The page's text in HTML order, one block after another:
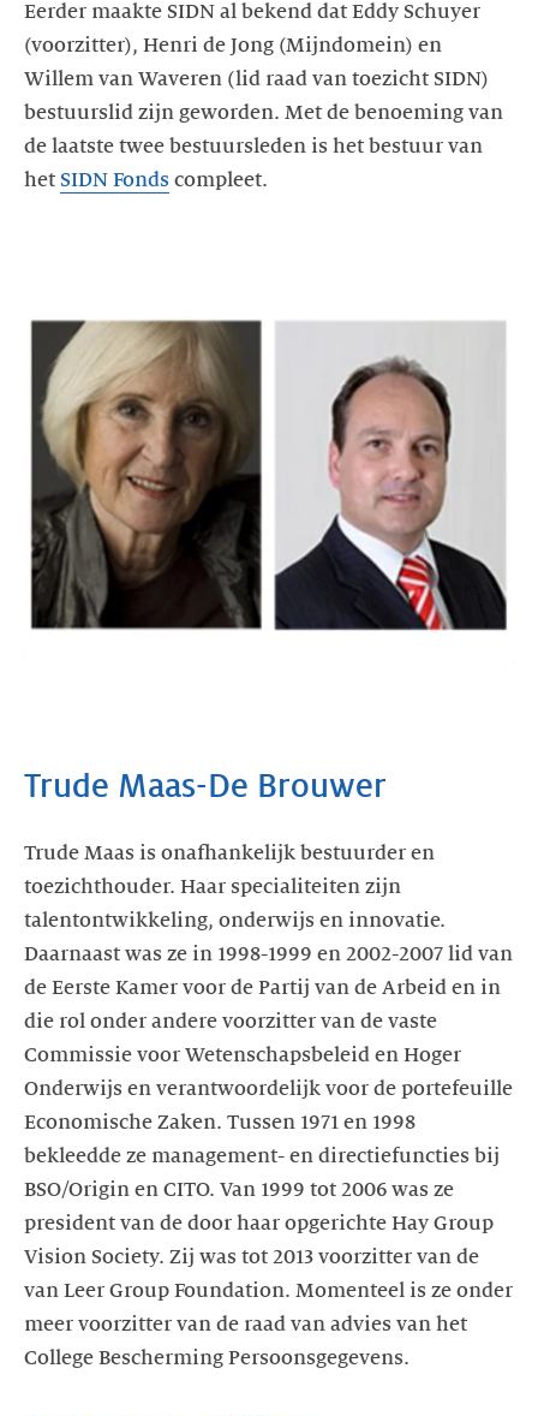
Eerder maakte SIDN al bekend dat Eddy Schuyer
(voorzitter), Henri de Jong (Mijndomein) en
Willem van Waveren (lid raad van toezicht SIDN)
bestuurslid zijn geworden. Met de benoeming van
de laatste twee bestuursleden is het bestuur van
het SIDN Fonds compleet.
Trude Maas-De Brouwer
Trude Maas is onafhankelijk bestuurder en
toezichthouder. Haar specialiteiten zijn
talentontwikkeling, onderwijs en innovatie.
Daarnaast was ze in 1998-1999 en 2002-2007 lid van
de Eerste Kamer voor de Partij van de Arbeid en in
die rol onder andere voorzitter van de vaste
Commissie voor Wetenschapsbeleid en Hoger
Onderwijs en verantwoordelijk voor de portefeuille
Economische Zaken. Tussen 1971 en 1998
bekleedde ze management- en directiefuncties bij
BSO/Origin en CITO. Van 1999 tot 2006 was ze
president van de door haar opgerichte Hay Group
Vision Society. Zij was tot 2013 voorzitter van de
van Leer Group Foundation. Momenteel is ze onder
meer voorzitter van de raad van advies van het
College Bescherming Persoonsgegevens.